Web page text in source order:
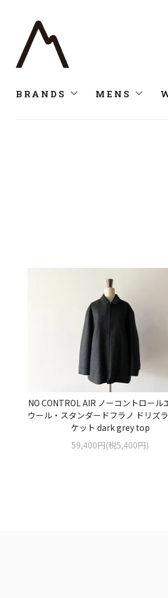
BRANDS MENS
NO CONTROL AIR ノーコントロール
ウール・スタンダードフラノ ドリズ
ケット dark grey top
59,400円(税5,400円)